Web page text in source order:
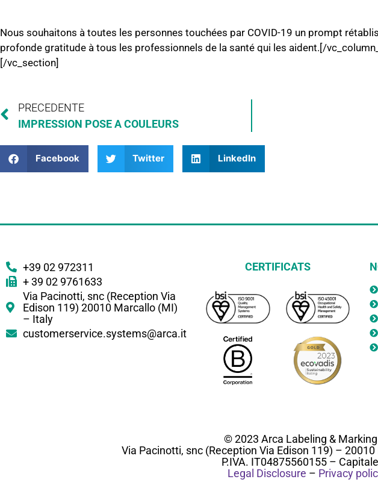
Nous souhaitons à toutes les personnes touchées par COVID-19 un prompt
profonde gratitude à tous les professionnels de la santé qui les aident.[/
[/vc_section]
PRECEDENTE
IMPRESSION POSE A COULEURS
Facebook Twitter LinkedIn
+39 02 972311
+ 39 02 9761633
Via Pacinotti, snc (Reception Via
Edison 119) 20010 Marcallo (MI)
– Italy
customerservice.systems@arca.it
CERTIFICATS
© 2023 Arca Labeling &
Via Pacinotti, snc (Reception Via Edison 119) –
P.IVA. IT04875560155 –
Legal Disclosure – Privacy